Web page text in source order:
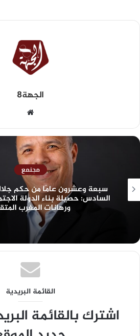
الجهة8
مجتمع
سبعة وعشرون عامًا من حكم
السادس: حصيلة بناء الدولة
ورهانات المغرب
القائمة البريدية
اشترك بالقائمة